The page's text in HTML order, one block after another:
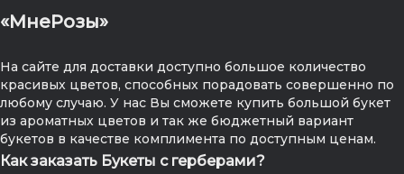
«МнеРозы»
На сайте для доставки доступно большое количество
красивых цветов, способных порадовать совершенно по
любому случаю. У нас Вы сможете купить большой букет
из ароматных цветов и так же бюджетный вариант
букетов в качестве комплимента по доступным ценам.
Как заказать Букеты с герберами?